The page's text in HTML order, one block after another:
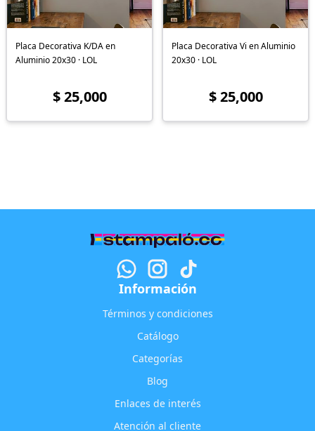
Placa Decorativa K/DA en
Aluminio 20x30 · LOL
$ 25,000
Placa Decorativa Vi en Aluminio
20x30 · LOL
$ 25,000
Información
Términos y condiciones
Catálogo
Categorías
Blog
Enlaces de interés
Atención al cliente